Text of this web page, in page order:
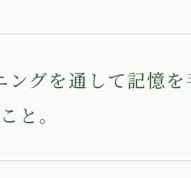
グを通して記憶を
こと。